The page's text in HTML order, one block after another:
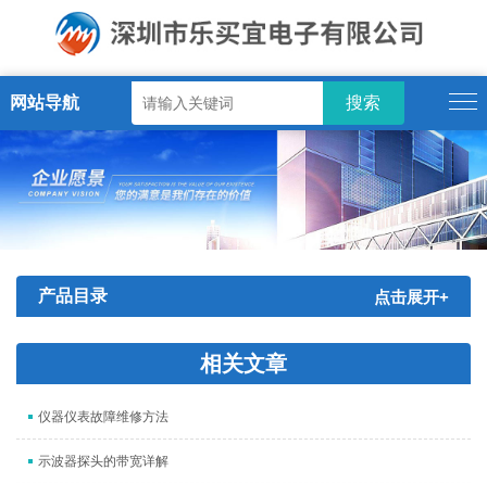
网站导航
产品目录 点击展开+
相关文章
仪器仪表故障维修方法
示波器探头的带宽详解